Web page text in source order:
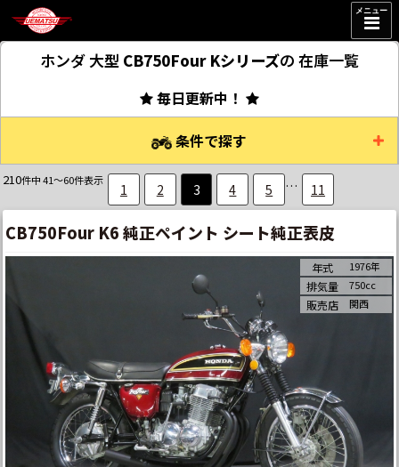
メニュー
ホンダ 大型 CB750Four Kシリーズの 在庫一覧
毎日更新中！
条件で探す
210件中 41～60件表示
1 2 3 4 5 … 11
CB750Four K6 純正ペイント シート純正表皮
年式 1976年
排気量 750cc
販売店 関西